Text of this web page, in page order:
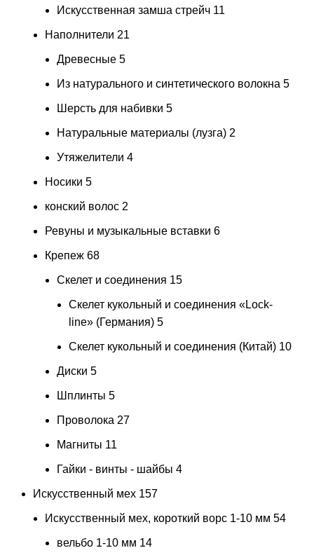
Искусственная замша стрейч 11
Наполнители 21
Древесные 5
Из натурального и синтетического волокна 5
Шерсть для набивки 5
Натуральные материалы (лузга) 2
Утяжелители 4
Носики 5
конский волос 2
Ревуны и музыкальные вставки 6
Крепеж 68
Скелет и соединения 15
Скелет кукольный и соединения «Lock-
line» (Германия) 5
Скелет кукольный и соединения (Китай) 10
Диски 5
Шплинты 5
Проволока 27
Магниты 11
Гайки - винты - шайбы 4
Искусственный мех 157
Искусственный мех, короткий ворс 1-10 мм 54
вельбо 1-10 мм 14